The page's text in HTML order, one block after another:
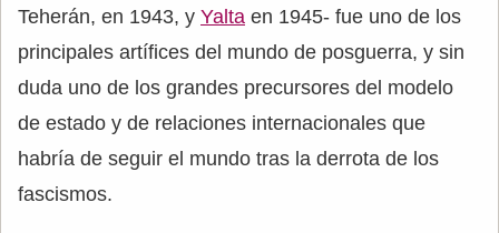
Teherán, en 1943, y Yalta en 1945- fue uno de los
principales artífices del mundo de posguerra, y sin
duda uno de los grandes precursores del modelo
de estado y de relaciones internacionales que
habría de seguir el mundo tras la derrota de los
fascismos.